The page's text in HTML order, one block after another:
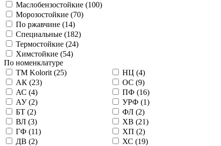
Маслобензостойкие (100)
Морозостойкие (70)
По ржавчине (14)
Специальные (182)
Термостойкие (24)
Химстойкие (54)
По номенклатуре
TM Kolorit (25)
АК (23)
АС (4)
АУ (2)
БТ (2)
ВЛ (3)
ГФ (11)
ДВ (2)
НЦ (4)
ОС (9)
ПФ (16)
УРФ (1)
ФЛ (2)
ХВ (21)
ХП (2)
ХС (19)